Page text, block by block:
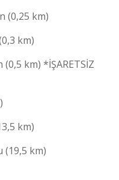
(0,25 km)
km)
km) *İŞARETSİZ
km)
(19,5 km)